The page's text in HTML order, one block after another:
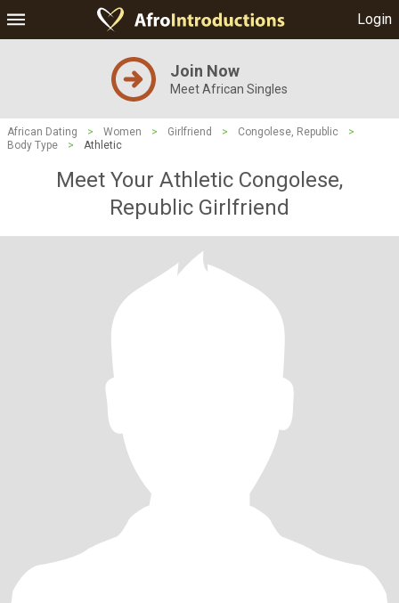
Login
Join Now
Meet African Singles
African Dating > Women > Girlfriend > Congolese, Republic
>
Body Type
> Athletic
Meet Your Athletic Congolese,
Republic Girlfriend